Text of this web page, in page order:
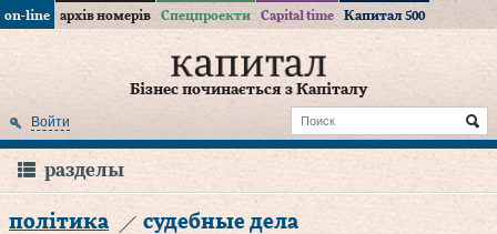
on-line архів номерів Спецпроекти Capital time Капитал 500
Бізнес починається з Капіталу
Войти
разделы
політика судебные дела